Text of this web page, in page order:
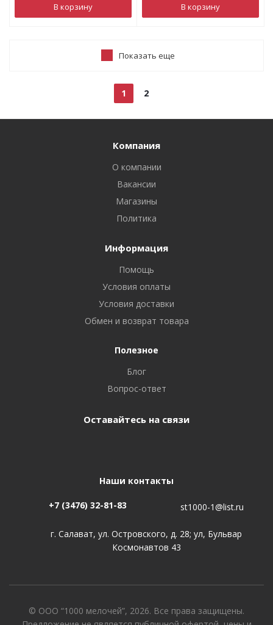
В корзину В корзину
Показать еще
1 2
Компания
О компании
Вакансии
Магазины
Политика
Информация
Помощь
Условия оплаты
Условия доставки
Обмен и возврат товара
Полезное
Блог
Вопрос-ответ
Оставайтесь на связи
Наши контакты
+7 (3476) 32-81-83 st1000-1@list.ru
г. Салават, ул. Островского, д. 28; ул, Бульвар
Космонавтов 43
© ООО “1000 мелочей”, 2026. Все права защищены.